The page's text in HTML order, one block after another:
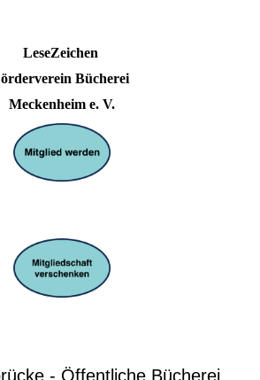
LeseZeichen
Bücherei
Meckenheim e. V.
- Öffentliche Bücherei